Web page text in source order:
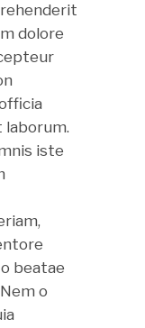
dolore
iste
beatae
o